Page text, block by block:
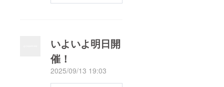
いよいよ明日開
催！
2025/09/13 19:03